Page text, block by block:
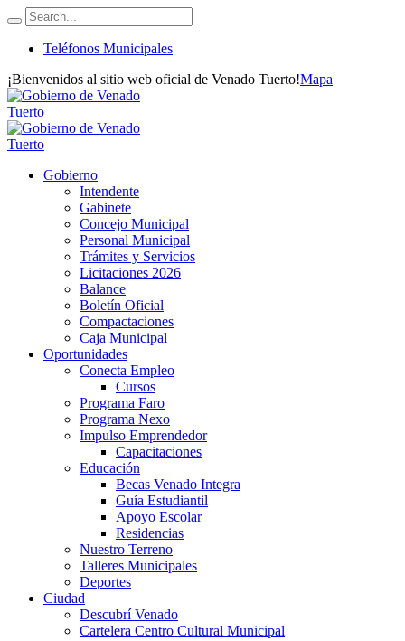
Teléfonos Municipales
¡Bienvenidos al sitio web oficial de Venado Tuerto!Mapa
Gobierno
Intendente
Gabinete
Concejo Municipal
Personal Municipal
Trámites y Servicios
Licitaciones 2026
Balance
Boletín Oficial
Compactaciones
Caja Municipal
Oportunidades
Conecta Empleo
Cursos
Programa Faro
Programa Nexo
Impulso Emprendedor
Capacitaciones
Educación
Becas Venado Integra
Guía Estudiantil
Apoyo Escolar
Residencias
Nuestro Terreno
Talleres Municipales
Deportes
Ciudad
Descubrí Venado
Cartelera Centro Cultural Municipal